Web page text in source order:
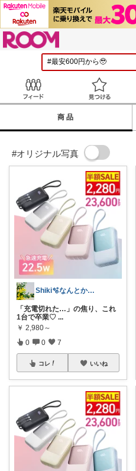
商品
#オリジナル写真
Shiki🫧なんとかなるよ🫧
「充電切れた…」の焦り、これ
1台で卒業♡ ...
￥ 2,980～
0 0 7
コレ いいね